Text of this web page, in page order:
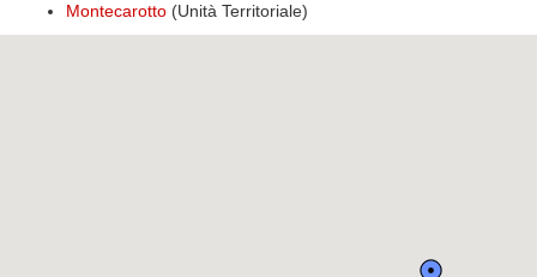
Montecarotto (Unità Territoriale)